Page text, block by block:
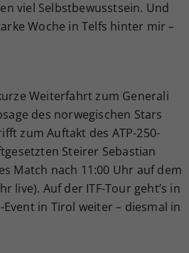
viel Selbstbewusstsein. Und
Woche in Telfs hinter mir –
Weiterfahrt zum Generali
des norwegischen Stars
zum Auftakt des ATP-250-
Steirer Sebastian
Match nach 11:00 Uhr auf dem
live). Auf der ITF-Tour geht’s in
in Tirol weiter – diesmal in